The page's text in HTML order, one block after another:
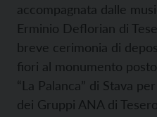
accompagnata dalle
Erminio Deflorian di
breve cerimonia di
fiori al monumento
“La Palanca” di Stava
dei Gruppi ANA di